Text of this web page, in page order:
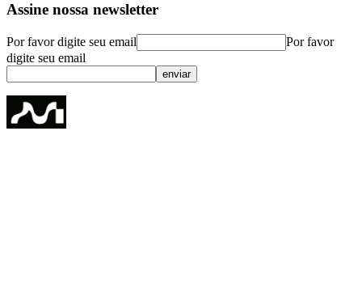
Assine nossa newsletter
Por favor digite seu email
Por favor
digite seu email
enviar